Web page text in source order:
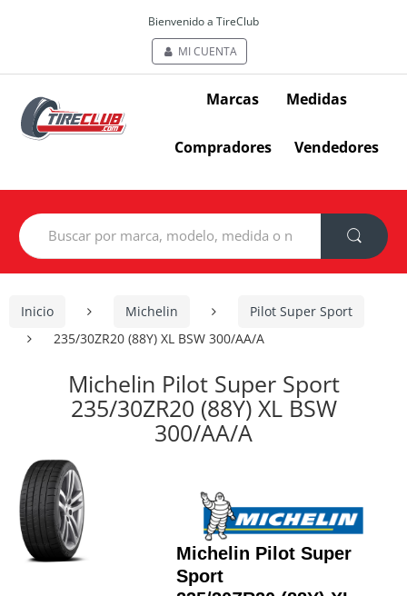
Bienvenido a TireClub
MI CUENTA
Marcas Medidas
Compradores Vendedores
Search
for:
Inicio Michelin
Pilot Super Sport
235/30ZR20 (88Y) XL BSW 300/AA/A
Michelin Pilot Super Sport
235/30ZR20 (88Y) XL BSW
300/AA/A
Michelin Pilot Super
Sport